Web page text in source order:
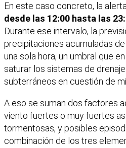
En este caso concreto, la
desde las 12:00 hasta las
Durante ese intervalo, la
precipitaciones acumuladas
una sola hora, un umbral que
saturar los sistemas de
subterráneos en cuestión de
A eso se suman dos factores
viento fuertes o muy fuertes
tormentosas, y posibles
combinación de los tres